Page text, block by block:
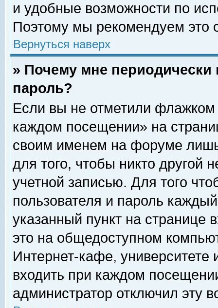
и удобные возможности по
Поэтому мы рекомендуем это
Вернуться наверх
» Почему мне
пароль?
Если вы не отметили флажком
каждом посещении» на
своим именем на форуме
для того, чтобы никто другой
учетной записью. Для того
пользователя и пароль
указанный пункт на
это на общедоступном
Интернет-кафе, университете
входить при каждом
администратор отключил эту